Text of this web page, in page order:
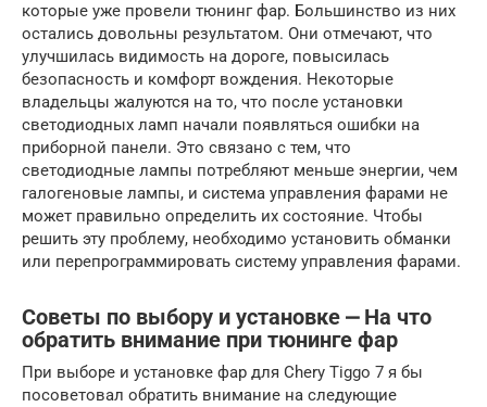
которые уже провели тюнинг фар. Большинство из них
остались довольны результатом. Они отмечают, что
улучшилась видимость на дороге, повысилась
безопасность и комфорт вождения. Некоторые
владельцы жалуются на то, что после установки
светодиодных ламп начали появляться ошибки на
приборной панели. Это связано с тем, что
светодиодные лампы потребляют меньше энергии, чем
галогеновые лампы, и система управления фарами не
может правильно определить их состояние. Чтобы
решить эту проблему, необходимо установить обманки
или перепрограммировать систему управления фарами.
Советы по выбору и установке ⎼ На что
обратить внимание при тюнинге фар
При выборе и установке фар для Chery Tiggo 7 я бы
посоветовал обратить внимание на следующие